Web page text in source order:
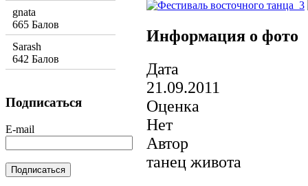
Информация о фото
Дата
21.09.2011
Оценка
Нет
Автор
танец живота
gnata
665 Балов
Sarash
642 Балов
Подписаться
E-mail